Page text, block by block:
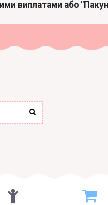
виплатами або